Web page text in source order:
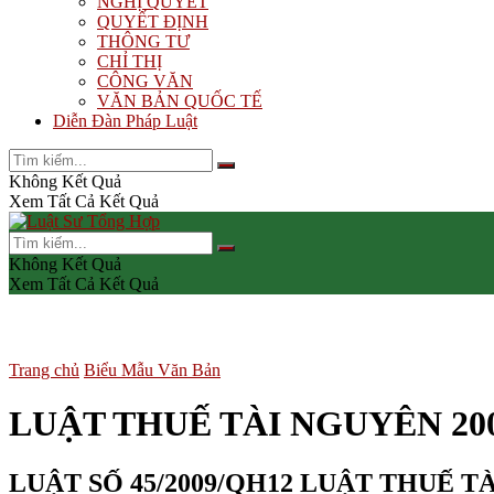
QUYẾT ĐỊNH
THÔNG TƯ
CHỈ THỊ
CÔNG VĂN
VĂN BẢN QUỐC TẾ
Diễn Đàn Pháp Luật
Không Kết Quả
Xem Tất Cả Kết Quả
Không Kết Quả
Xem Tất Cả Kết Quả
Trang chủ Biểu Mẫu Văn Bản
LUẬT THUẾ TÀI NGUYÊN
LUẬT SỐ 45/2009/QH12 LUẬT THUẾ